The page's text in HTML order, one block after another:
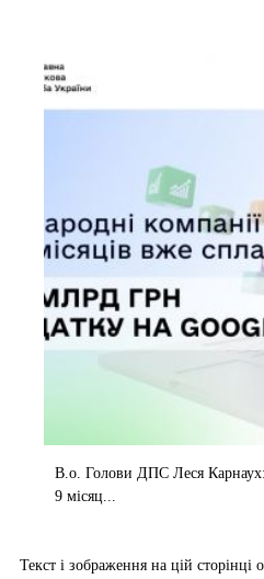
В.о. Голови ДПС Леся
9 місяц...
Текст і зображення на цій сторінці